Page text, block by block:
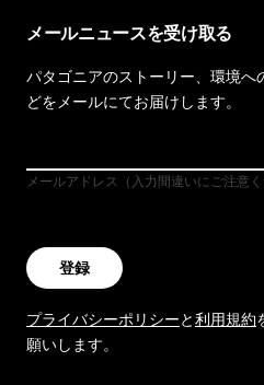
メールニュースを受け取る
パタゴニアのストーリー、環境へ
どをメールにてお届けします。
メールアドレス（入力間違いにご注意く
登録
プライバシーポリシーと利用規約
願いします。